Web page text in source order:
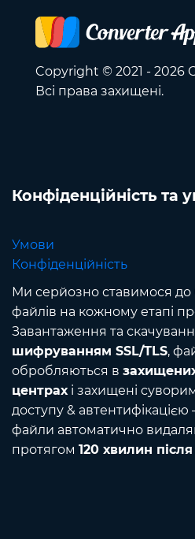
Copyright © 2021 - 2026
Всі права захищені.
Конфіденційність та
Умови
Конфіденційність
Ми серйозно ставимося до
файлів на кожному етапі
Завантаження та
шифруванням SSL/TLS,
обробляються в
центрах і захищені
доступу & автентифікацією
файли автоматично
протягом 120 хвилин